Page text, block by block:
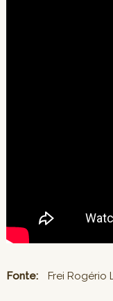
Fonte: Frei Rogério